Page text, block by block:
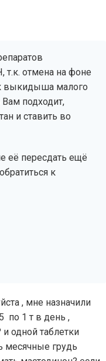
т.к. отмена на фоне
выкидыша малого
подходит,
и ставить во
её пересдать ещё
к
, мне назначили
по 1 т в день ,
одной таблетки
месячные грудь